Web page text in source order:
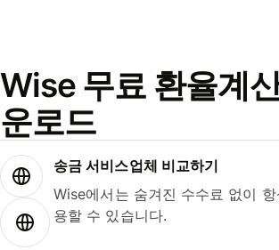
Wise 무료 환율계
운로드
송금 서비스업체 비교하기
Wise에서는 숨겨진 수수료 없이
용할 수 있습니다.